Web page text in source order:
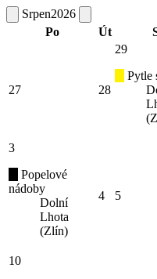
Srpen2026
Po
Út
27 28
29
Pytle
3
Popelové
nádoby
Dolní
Lhota
(Zlín)
4 5
10